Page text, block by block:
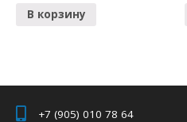
В корзину
+7 (905) 010 78 64